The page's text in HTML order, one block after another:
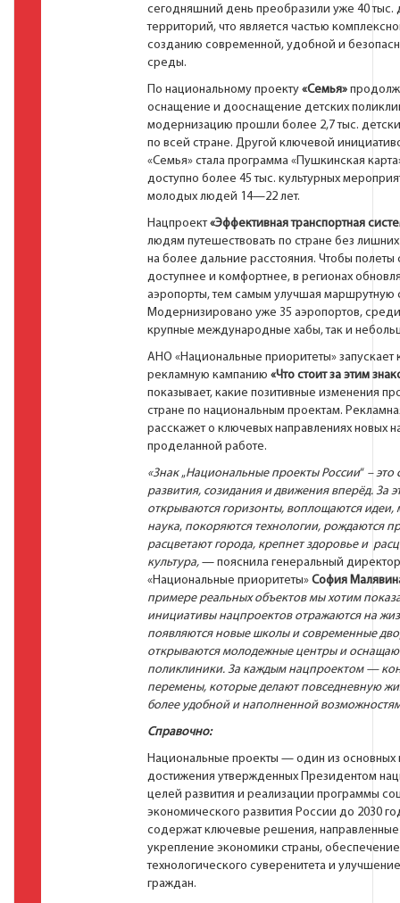
сегодняшний день преобразили уже 40 тыс.
территорий, что является частью
созданию современной, удобной и
среды.
По национальному проекту «Семья»
оснащение и дооснащение детских
модернизацию прошли более 2,7 тыс.
по всей стране. Другой ключевой
«Семья» стала программа «Пушкинская
доступно более 45 тыс. культурных
молодых людей 14—22 лет.
Нацпроект«Эффективная транспортная
людям путешествовать по стране без
на более дальние расстояния. Чтобы полеты
доступнее и комфортнее, в регионах
аэропорты, тем самым улучшая маршрутную
Модернизировано уже 35 аэропортов, среди
крупные международные хабы, так и
АНО «Национальные приоритеты» запускает
рекламную кампанию «Что стоит за этим
показывает, какие позитивные изменения
стране по национальным проектам.
расскажет о ключевых направлениях новых
проделанной работе.
«Знак„Национальные проекты России“– это
развития, созидания и движения вперёд. За
открываются горизонты, воплощаются идеи,
наука, покоряются технологии, рождаются
расцветают города, крепнет здоровье и
культура, — пояснила генеральный
«Национальные приоритеты» София
примере реальных объектов мы хотим
инициативы нацпроектов отражаются на
появляются новые школы и современные
открываются молодежные центры и
поликлиники. За каждым нацпроектом —
перемены, которые делают повседневную
более удобной и наполненной
Справочно:
Национальные проекты — один из основных
достижения утвержденных Президентом
целей развития и реализации программы
экономического развития России до 2030
содержат ключевые решения, направленные
укрепление экономики страны, обеспечение
технологического суверенитета и
граждан.